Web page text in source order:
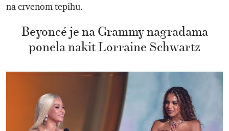
na crvenom tepihu.
Beyoncé je na Grammy nagradama
ponela nakit Lorraine Schwartz